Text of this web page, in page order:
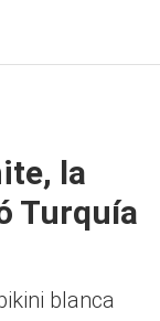
la
Turquía
blanca